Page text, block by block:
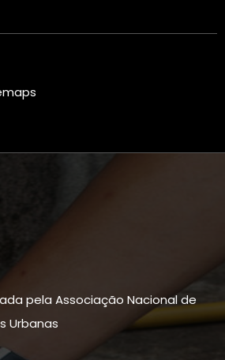
pela Associação Nacional de
Urbanas